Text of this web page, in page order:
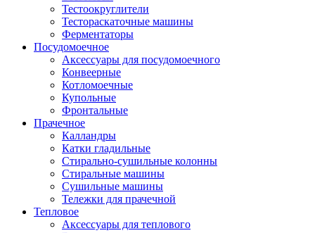
Тестоокруглители
Тестораскаточные машины
Ферментаторы
Посудомоечное
Аксессуары для посудомоечного
Конвеерные
Котломоечные
Купольные
Фронтальные
Прачечное
Калландры
Катки гладильные
Стирально-сушильные колонны
Стиральные машины
Сушильные машины
Тележки для прачечной
Тепловое
Аксессуары для теплового